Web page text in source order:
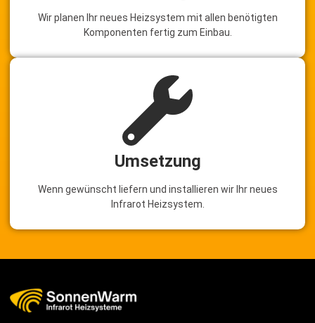
Wir planen Ihr neues Heizsystem mit allen benötigten
Komponenten fertig zum Einbau.
Umsetzung
Wenn gewünscht liefern und installieren wir Ihr neues
Infrarot Heizsystem.